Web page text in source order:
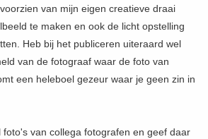
van mijn eigen creatieve draai
te maken en ook de licht opstelling
Heb bij het publiceren uiteraard wel
van de fotograaf waar de foto van
een heleboel gezeur waar je geen zin in
foto's van collega fotografen en geef daar